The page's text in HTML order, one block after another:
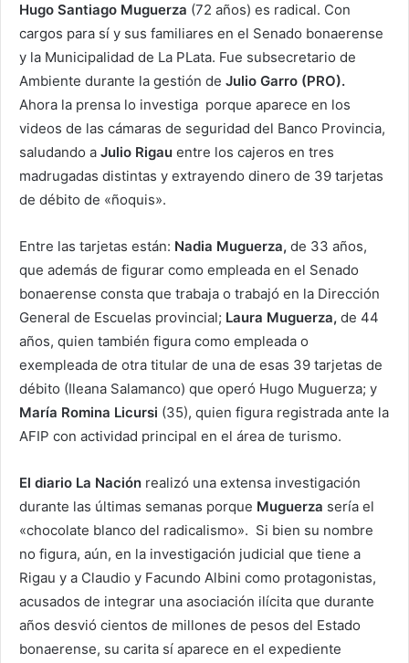
Hugo Santiago Muguerza (72 años) es radical. Con
cargos para sí y sus familiares en el Senado bonaerense
y la Municipalidad de La PLata. Fue subsecretario de
Ambiente durante la gestión de Julio Garro (PRO).
Ahora la prensa lo investiga porque aparece en los
videos de las cámaras de seguridad del Banco Provincia,
saludando a Julio Rigau entre los cajeros en tres
madrugadas distintas y extrayendo dinero de 39 tarjetas
de débito de «ñoquis».
Entre las tarjetas están: Nadia Muguerza, de 33 años,
que además de figurar como empleada en el Senado
bonaerense consta que trabaja o trabajó en la Dirección
General de Escuelas provincial; Laura Muguerza, de 44
años, quien también figura como empleada o
exempleada de otra titular de una de esas 39 tarjetas de
débito (Ileana Salamanco) que operó Hugo Muguerza; y
María Romina Licursi (35), quien figura registrada ante la
AFIP con actividad principal en el área de turismo.
El diario La Nación realizó una extensa investigación
durante las últimas semanas porque Muguerza sería el
«chocolate blanco del radicalismo». Si bien su nombre
no figura, aún, en la investigación judicial que tiene a
Rigau y a Claudio y Facundo Albini como protagonistas,
acusados de integrar una asociación ilícita que durante
años desvió cientos de millones de pesos del Estado
bonaerense, su carita sí aparece en el expediente